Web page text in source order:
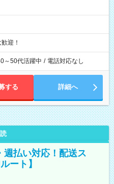
迎！
～50代活躍中 / 電話対応なし
する 詳細へ
払い対応！配送ス
ート】